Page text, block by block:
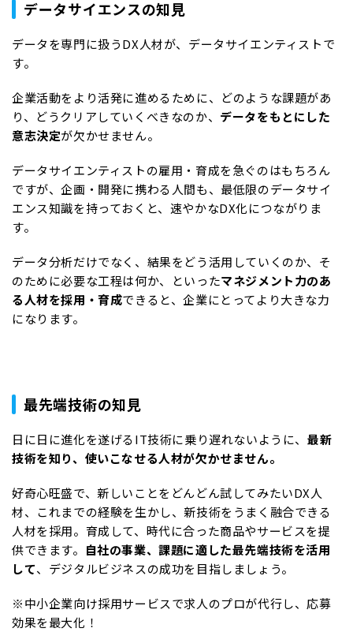
データサイエンスの知見
データを専門に扱うDX人材が、データサイエンティストで
す。
企業活動をより活発に進めるために、どのような課題があ
り、どうクリアしていくべきなのか、 データをもとにした
意志決定が欠かせません。
データサイエンティストの雇用・育成を急ぐのはもちろん
ですが、企画・開発に携わる人間も、最低限のデータサイ
エンス知識を持っておくと、速やかなDX化につながりま
す。
データ分析だけでなく、結果をどう活用していくのか、そ
のために必要な工程は何か、といったマネジメント力のあ
る人材を採用・育成できると、企業にとってより大きな力
になります。
最先端技術の知見
日に日に進化を遂げるIT技術に乗り遅れないように、 最新
技術を知り、使いこなせる人材が欠かせません。
好奇心旺盛で、新しいことをどんどん試してみたいDX人
材、これまでの経験を生かし、新技術をうまく融合できる
人材を採用。育成して、時代に合った商品やサービスを提
供できます。 自社の事業、課題に適した最先端技術を活用
して、デジタルビジネスの成功を目指しましょう。
※中小企業向け採用サービスで求人のプロが代行し、応募
効果を最大化！